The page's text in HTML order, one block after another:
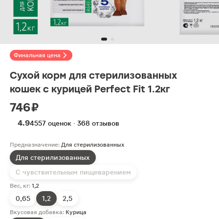
Финальная цена
Сухой корм для стерилизованных
кошек с курицей Perfect Fit 1.2кг
746 ₽
4.94557 оценок · 368 отзывов
Предназначение: Для стерилизованных
Для стерилизованных
С чувствительным пищеварением
Вес, кг: 1,2
0,65 1,2 2,5
Вкусовая добавка: Курица